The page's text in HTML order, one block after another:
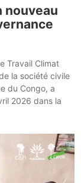
nouveau
Travail Climat
la société civile
du Congo, a
2026 dans la